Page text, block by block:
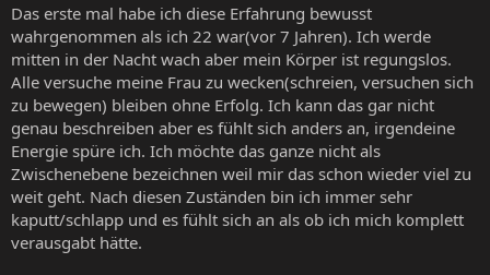
Das erste mal habe ich diese Erfahrung bewusst
wahrgenommen als ich 22 war(vor 7 Jahren). Ich werde
mitten in der Nacht wach aber mein Körper ist regungslos.
Alle versuche meine Frau zu wecken(schreien, versuchen sich
zu bewegen) bleiben ohne Erfolg. Ich kann das gar nicht
genau beschreiben aber es fühlt sich anders an, irgendeine
Energie spüre ich. Ich möchte das ganze nicht als
Zwischenebene bezeichnen weil mir das schon wieder viel zu
weit geht. Nach diesen Zuständen bin ich immer sehr
kaputt/schlapp und es fühlt sich an als ob ich mich komplett
verausgabt hätte.